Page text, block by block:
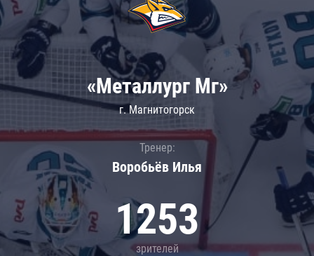
«Металлург Мг»
г. Магнитогорск
Тренер:
Воробьёв Илья
1253
зрителей